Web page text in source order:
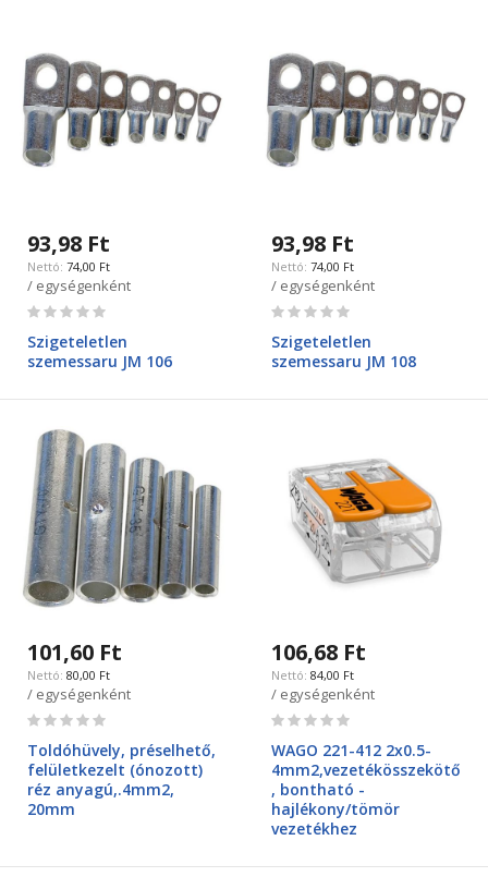
93,98 Ft
74,00 Ft
/ egységenként
Rating:
Szigeteletlen
szemessaru JM 106
93,98 Ft
74,00 Ft
/ egységenként
Rating:
Szigeteletlen
szemessaru JM 108
101,60 Ft
80,00 Ft
/ egységenként
Rating:
Toldóhüvely, préselhető,
felületkezelt (ónozott)
réz anyagú,.4mm2,
20mm
106,68 Ft
84,00 Ft
/ egységenként
Rating:
WAGO 221-412 2x0.5-
4mm2,vezetékösszekötő
, bontható -
hajlékony/tömör
vezetékhez